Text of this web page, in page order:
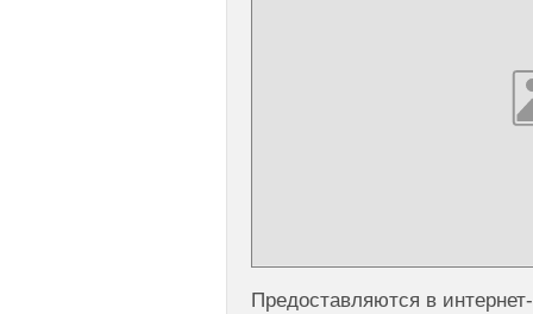
Предоставляются в